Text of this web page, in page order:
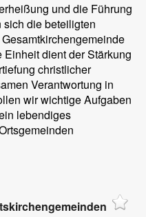
und die Führung
die beteiligten
Einheit dient der Stärkung
christlicher
Verantwortung in
wir wichtige Aufgaben
lebendiges